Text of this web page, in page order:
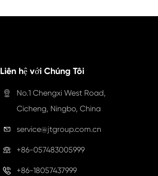
Liên hệ với Chúng Tôi

No.1 Chengxi West Road,
Cicheng, Ningbo, China
 service@jtgroup.com.cn
 +86-057483005999
 +86-18057437999